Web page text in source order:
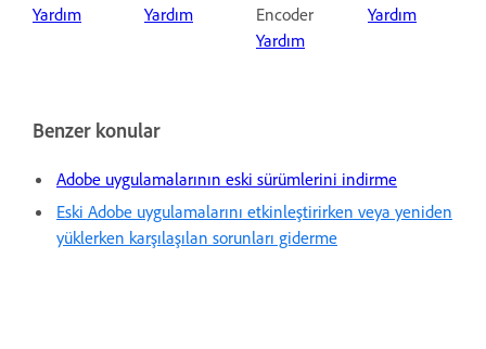
Yardım
Yardım
Encoder
Yardım
Yardım
Benzer konular
Adobe uygulamalarının eski sürümlerini indirme
Eski Adobe uygulamalarını etkinleştirirken veya yeniden
yüklerken karşılaşılan sorunları giderme